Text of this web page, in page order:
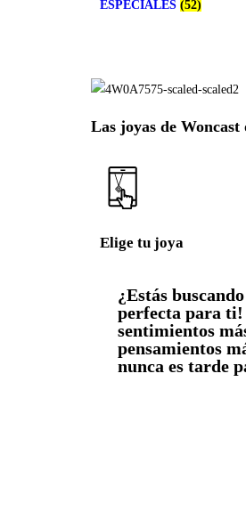
ESPECIALES (52)
Las joyas de
Elige tu joya
¿Estás
perfecta para ti!
sentimientos
pensamientos
nunca es tarde